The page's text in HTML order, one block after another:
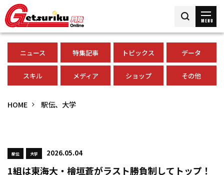
MENU
ニュース 特集記事 トピックス データ
スキル メディア ショップ その他
HOME 駅伝、大学
駅伝 大学 2026.05.04
1組は東海大・檜垣蒼がラスト勝負制してトップ！